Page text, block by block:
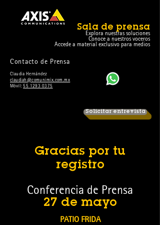
Sala de prensa
Explora nuestras soluciones
Conoce a nuestros voceros
Accede a material exclusivo para medios
Contacto de Prensa
Claudia Hernández
claudiah@comunimix.com.mx
Móvil:55 1293 0375
Solicitar entrevista
Gracias por tu
registro
Conferencia de Prensa
27 de mayo
PATIO FRIDA